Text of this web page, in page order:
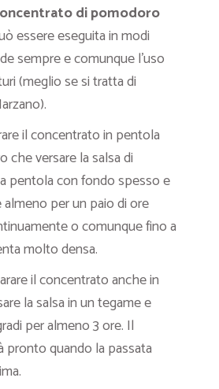
di pomodoro
essere eseguita in modi
sempre e comunque l’uso
(meglio se si tratta di
il concentrato in pentola
che versare la salsa di
pentola con fondo spesso e
almeno per un paio di ore
o comunque fino a
molto densa.
il concentrato anche in
la salsa in un tegame e
per almeno 3 ore. Il
pronto quando la passata